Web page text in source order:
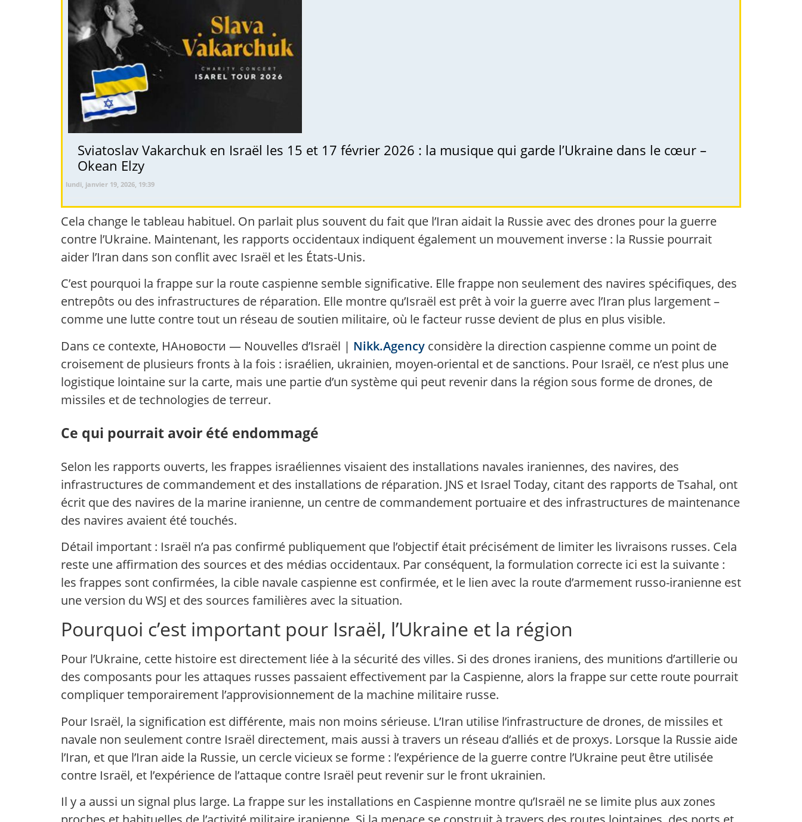
Sviatoslav Vakarchuk en Israël les 15 et 17 février 2026 : la musique qui garde l’Ukraine dans le cœur –
Okean Elzy
lundi, janvier 19, 2026, 19:39
Cela change le tableau habituel. On parlait plus souvent du fait que l’Iran aidait la Russie avec des drones pour la guerre
contre l’Ukraine. Maintenant, les rapports occidentaux indiquent également un mouvement inverse : la Russie pourrait
aider l’Iran dans son conflit avec Israël et les États-Unis.
C’est pourquoi la frappe sur la route caspienne semble significative. Elle frappe non seulement des navires spécifiques, des
entrepôts ou des infrastructures de réparation. Elle montre qu’Israël est prêt à voir la guerre avec l’Iran plus largement –
comme une lutte contre tout un réseau de soutien militaire, où le facteur russe devient de plus en plus visible.
Dans ce contexte, НАновости — Nouvelles d’Israël | Nikk.Agency considère la direction caspienne comme un point de
croisement de plusieurs fronts à la fois : israélien, ukrainien, moyen-oriental et de sanctions. Pour Israël, ce n’est plus une
logistique lointaine sur la carte, mais une partie d’un système qui peut revenir dans la région sous forme de drones, de
missiles et de technologies de terreur.
Ce qui pourrait avoir été endommagé
Selon les rapports ouverts, les frappes israéliennes visaient des installations navales iraniennes, des navires, des
infrastructures de commandement et des installations de réparation. JNS et Israel Today, citant des rapports de Tsahal, ont
écrit que des navires de la marine iranienne, un centre de commandement portuaire et des infrastructures de maintenance
des navires avaient été touchés.
Détail important : Israël n’a pas confirmé publiquement que l’objectif était précisément de limiter les livraisons russes. Cela
reste une affirmation des sources et des médias occidentaux. Par conséquent, la formulation correcte ici est la suivante :
les frappes sont confirmées, la cible navale caspienne est confirmée, et le lien avec la route d’armement russo-iranienne est
une version du WSJ et des sources familières avec la situation.
Pourquoi c’est important pour Israël, l’Ukraine et la région
Pour l’Ukraine, cette histoire est directement liée à la sécurité des villes. Si des drones iraniens, des munitions d’artillerie ou
des composants pour les attaques russes passaient effectivement par la Caspienne, alors la frappe sur cette route pourrait
compliquer temporairement l’approvisionnement de la machine militaire russe.
Pour Israël, la signification est différente, mais non moins sérieuse. L’Iran utilise l’infrastructure de drones, de missiles et
navale non seulement contre Israël directement, mais aussi à travers un réseau d’alliés et de proxys. Lorsque la Russie aide
l’Iran, et que l’Iran aide la Russie, un cercle vicieux se forme : l’expérience de la guerre contre l’Ukraine peut être utilisée
contre Israël, et l’expérience de l’attaque contre Israël peut revenir sur le front ukrainien.
Il y a aussi un signal plus large. La frappe sur les installations en Caspienne montre qu’Israël ne se limite plus aux zones